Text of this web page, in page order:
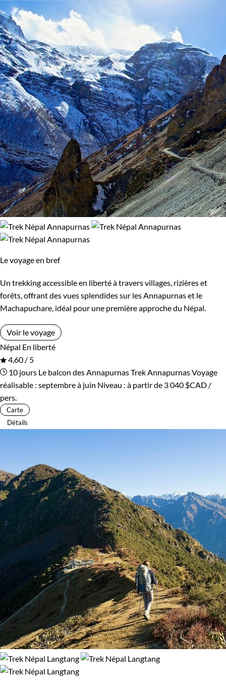
89% de satisfaction
est une invitation à la liberté d'exploration. C'est un lieu où le
passé rencontre le présent, où la beauté naturelle se marie
avec des monuments historiques fascinants.
Voyages Liberte Népal, une symphonie visuelle et culturelle,
qui éveille l’aventurier qui sommeille en nous. Une
découverte en toute autonomie, faisant écho à la richesse de
cette terre baignée entre tradition et modernité.
Guide de voyage Népal
Régions
Annapurnas Everest
Langtang
Le voyage en bref
Un trekking accessible en liberté à travers villages, rizières et
forêts, offrant des vues splendides sur les Annapurnas et le
Machapuchare, idéal pour une première approche du Népal.
Voir le voyage
Népal En liberté
4,60 / 5
10 jours Le balcon des AnnapurnasTrek AnnapurnasVoyage
réalisable : septembre à juin Niveau : à partir de 3 040 $CAD /
pers.
Carte
Détails